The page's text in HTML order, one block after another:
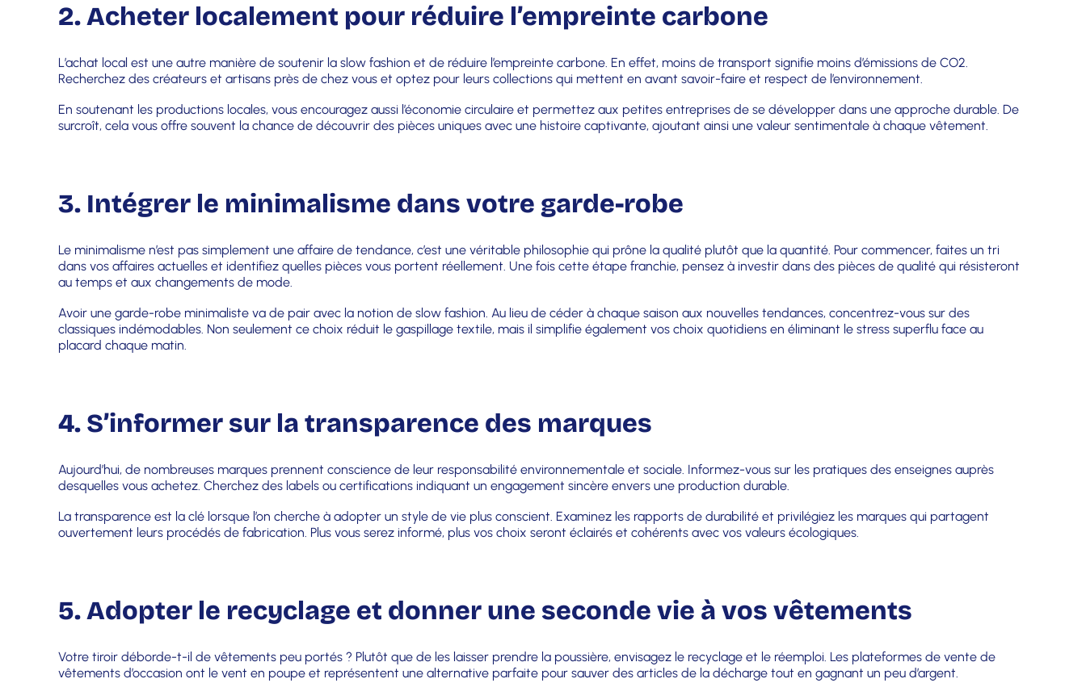
2. Acheter localement pour réduire l’empreinte carbone
L’achat local est une autre manière de soutenir la slow fashion et de réduire l’empreinte carbone. En effet, moins de transport signifie moins d’émissions de CO2.
Recherchez des créateurs et artisans près de chez vous et optez pour leurs collections qui mettent en avant savoir-faire et respect de l’environnement.
En soutenant les productions locales, vous encouragez aussi l’économie circulaire et permettez aux petites entreprises de se développer dans une approche durable. De
surcroît, cela vous offre souvent la chance de découvrir des pièces uniques avec une histoire captivante, ajoutant ainsi une valeur sentimentale à chaque vêtement.
3. Intégrer le minimalisme dans votre garde-robe
Le minimalisme n’est pas simplement une affaire de tendance, c’est une véritable philosophie qui prône la qualité plutôt que la quantité. Pour commencer, faites un tri
dans vos affaires actuelles et identifiez quelles pièces vous portent réellement. Une fois cette étape franchie, pensez à investir dans des pièces de qualité qui résisteront
au temps et aux changements de mode.
Avoir une garde-robe minimaliste va de pair avec la notion de slow fashion. Au lieu de céder à chaque saison aux nouvelles tendances, concentrez-vous sur des
classiques indémodables. Non seulement ce choix réduit le gaspillage textile, mais il simplifie également vos choix quotidiens en éliminant le stress superflu face au
placard chaque matin.
4. S’informer sur la transparence des marques
Aujourd’hui, de nombreuses marques prennent conscience de leur responsabilité environnementale et sociale. Informez-vous sur les pratiques des enseignes auprès
desquelles vous achetez. Cherchez des labels ou certifications indiquant un engagement sincère envers une production durable.
La transparence est la clé lorsque l’on cherche à adopter un style de vie plus conscient. Examinez les rapports de durabilité et privilégiez les marques qui partagent
ouvertement leurs procédés de fabrication. Plus vous serez informé, plus vos choix seront éclairés et cohérents avec vos valeurs écologiques.
5. Adopter le recyclage et donner une seconde vie à vos vêtements
Votre tiroir déborde-t-il de vêtements peu portés ? Plutôt que de les laisser prendre la poussière, envisagez le recyclage et le réemploi. Les plateformes de vente de
vêtements d’occasion ont le vent en poupe et représentent une alternative parfaite pour sauver des articles de la décharge tout en gagnant un peu d’argent.